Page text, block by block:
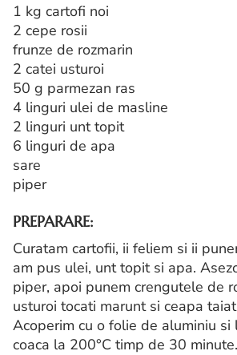
1 kg cartofi noi
2 cepe rosii
frunze de rozmarin
2 catei usturoi
50 g parmezan ras
4 linguri ulei de masline
2 linguri unt topit
6 linguri de apa
sare
piper
PREPARARE:
Curatam cartofii, ii feliem si ii
am pus ulei, unt topit si apa.
piper, apoi punem crengutele de
usturoi tocati marunt si ceapa
Acoperim cu o folie de aluminiu si
coaca la 200°C timp de 30 minute.